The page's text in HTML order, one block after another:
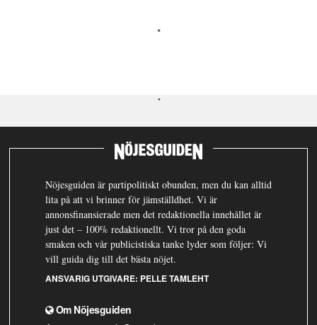
Nöjesguiden är partipolitiskt obunden, men du kan alltid
lita på att vi brinner för jämställdhet. Vi är
annonsfinansierade men det redaktionella innehållet är
just det – 100% redaktionellt. Vi tror på den goda
smaken och vår publicistiska tanke lyder som följer: Vi
vill guida dig till det bästa nöjet.
ANSVARIG UTGIVARE: PELLE TAMLEHT
Om Nöjesguiden